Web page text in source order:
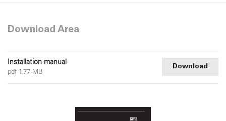
Download Area
Installation manual
pdf 1.77 MB
Download